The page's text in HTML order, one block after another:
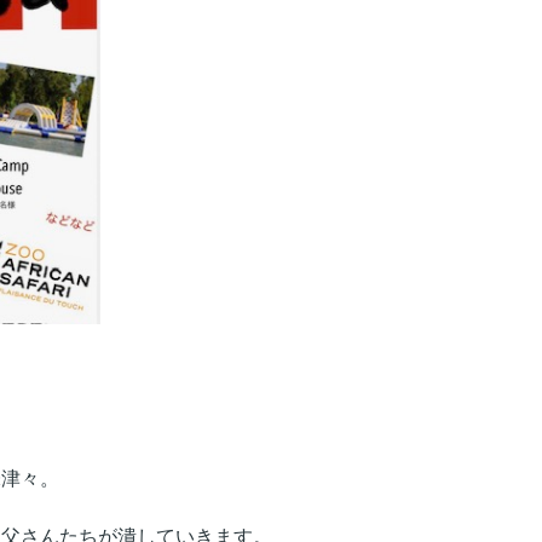
々。
さんたちが潰していきます。